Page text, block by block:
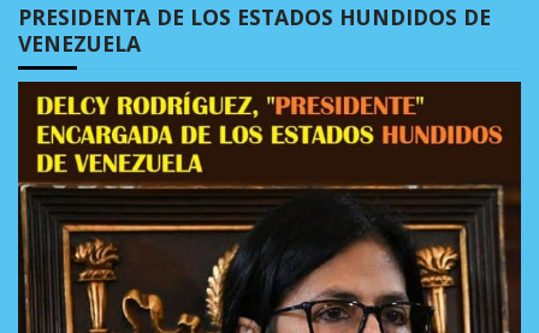
PRESIDENTA DE LOS ESTADOS HUNDIDOS DE
VENEZUELA